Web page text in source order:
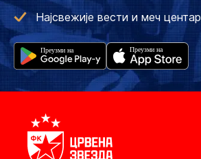
Најсвежије вести и меч центар